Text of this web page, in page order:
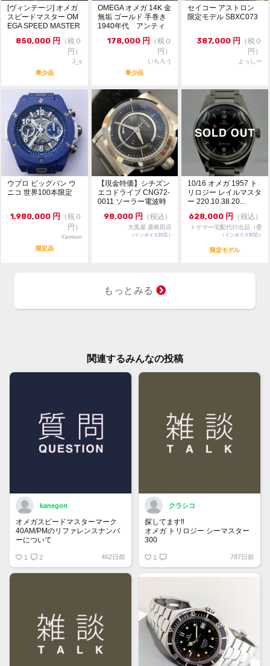
型番 ST 176.005
文字盤色 ブルー
サイズ 48mm×41mm リューズ含まず
うでまわり 最大約17.7cm
メンズサイズ
日差 +3秒 参考値
素材 ステンレス
社外ブレスレット *伸びあり
オメガ純正バックル
2011年11月 正規店にてオーバーホール済み(スイス送
り・納品書あり・10万6000円)
2018年12月 専門業者にてオーバーホール済み
[ヴィンテージ] オメガ
スピードマスター OM
EGA SPEED MASTER
850,000 円
（税０
円）
J_s
希少品
OMEGA オメガ 14K 金
無垢 ゴールド 手巻き
1940年代 アンティ
178,000 円
（税０
円）
いちろう
希少品
セイコー アストロン
限定モデル SBXC073
387,000 円
（税０
円）
よっしー
ウブロ ビッグバン ウ
ニコ 世界100本限定
1,980,000 円
（税０
円）
Yarmon
限定品
【現金特価】シチズン
エコドライブ CNG72-
0011 ソーラー電波時
98,000 円 （税込）
大黒屋 鹿島田店
（インボイス対応）
10/16 オメガ 1957 ト
リロジー レイルマスタ
ー 220.10.38.20...
628,000 円 （税込）
トケマー宅配代行出品（委
託販売）
（インボイス対応）
限定モデル
もっとみる
関連するみんなの投稿
kanegon
オメガスピードマスターマーク
40AM/PMのリファレンスナンバ
ーについて
保証書にはREF:35205300とある
のですが、裏蓋の内側を見ると
1 2 462日前
クラシコ
探してます‼️
オメガ トリロジー シーマスター
300
全て有り綺麗な個体をお持ちで
90万円前後で譲って頂ける方、
宜しくお願い致します。
1 787日前